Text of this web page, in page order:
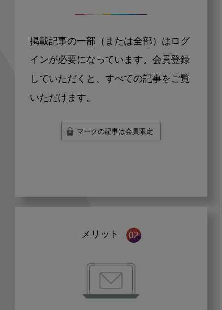
掲載記事の一部（または全部）はログ
インが必要になっています。会員登録
していただくと、すべての記事をご覧
いただけます。
マークの記事は会員限定
メリット